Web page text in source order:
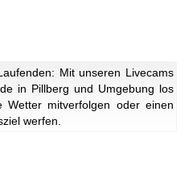
Mit unseren Livecams
in Pillberg und Umgebung los
mitverfolgen oder einen
werfen.